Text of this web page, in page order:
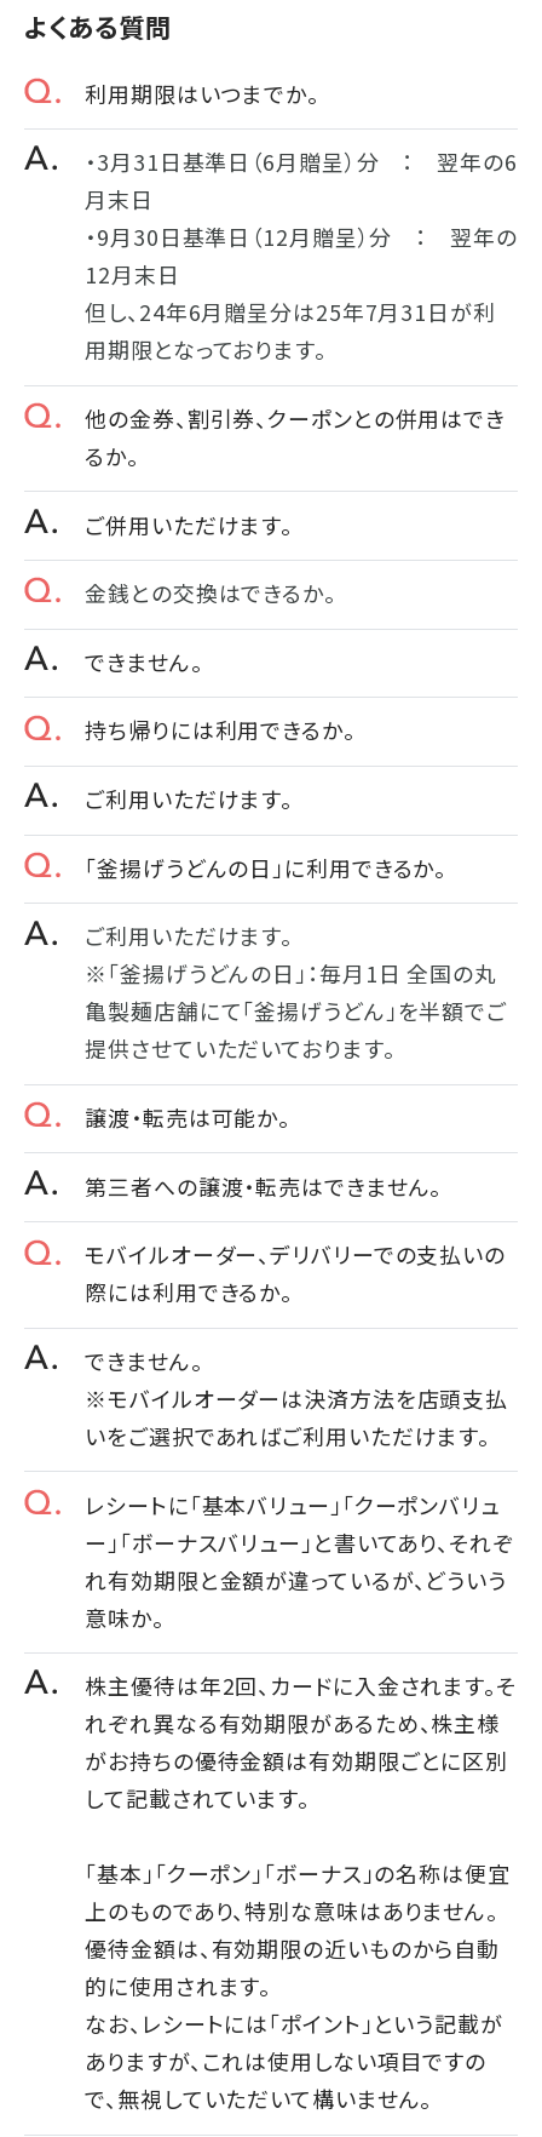
よくある質問
利用期限はいつまでか。
・3月31日基準日（6月贈呈）分 ： 翌年の6
月末日
・9月30日基準日（12月贈呈）分 ： 翌年の
12月末日
但し、24年6月贈呈分は25年7月31日が利
用期限となっております。
他の金券、割引券、クーポンとの併用はでき
るか。
ご併用いただけます。
金銭との交換はできるか。
できません。
持ち帰りには利用できるか。
ご利用いただけます。
「釜揚げうどんの日」に利用できるか。
ご利用いただけます。
※「釜揚げうどんの日」：毎月1日 全国の丸
亀製麺店舗にて「釜揚げうどん」を半額でご
提供させていただいております。
譲渡・転売は可能か。
第三者への譲渡・転売はできません。
モバイルオーダー、デリバリーでの支払いの
際には利用できるか。
できません。
※モバイルオーダーは決済方法を店頭支払
いをご選択であればご利用いただけます。
レシートに「基本バリュー」「クーポンバリュ
ー」「ボーナスバリュー」と書いてあり、それぞ
れ有効期限と金額が違っているが、どういう
意味か。
株主優待は年2回、カードに入金されます。そ
れぞれ異なる有効期限があるため、株主様
がお持ちの優待金額は有効期限ごとに区別
して記載されています。
「基本」「クーポン」「ボーナス」の名称は便宜
上のものであり、特別な意味はありません。
優待金額は、有効期限の近いものから自動
的に使用されます。
なお、レシートには「ポイント」という記載が
ありますが、これは使用しない項目ですの
で、無視していただいて構いません。